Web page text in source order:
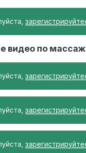
видео по